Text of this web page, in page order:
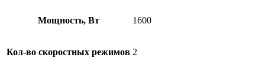
Мощность, Вт 1600
Кол-во скоростных режимов 2